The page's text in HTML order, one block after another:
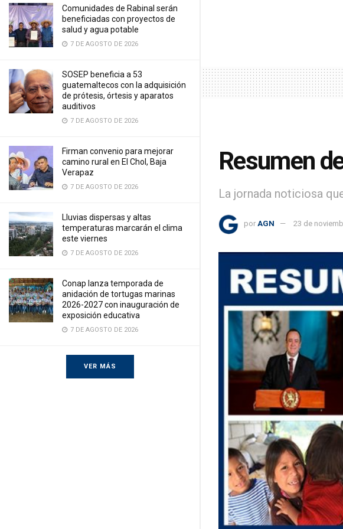
Comunidades de Rabinal serán
beneficiadas con proyectos de
salud y agua potable
7 DE AGOSTO DE 2026
SOSEP beneficia a 53
guatemaltecos con la adquisición
de prótesis, órtesis y aparatos
auditivos
7 DE AGOSTO DE 2026
Firman convenio para mejorar
camino rural en El Chol, Baja
Verapaz
7 DE AGOSTO DE 2026
Lluvias dispersas y altas
temperaturas marcarán el clima
este viernes
7 DE AGOSTO DE 2026
Conap lanza temporada de
anidación de tortugas marinas
2026-2027 con inauguración de
exposición educativa
7 DE AGOSTO DE 2026
VER MÁS
Resumen
La jornada noticiosa
por AGN 23 de